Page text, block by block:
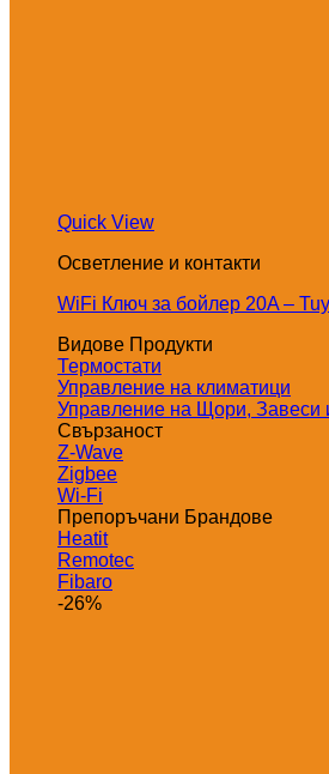
Quick View
Осветление и контакти
WiFi Ключ за бойлер 20A –
Видове Продукти
Термостати
Управление на климатици
Управление на Щори, Завеси
Свързаност
Z-Wave
Zigbee
Wi-Fi
Препоръчани Брандове
Heatit
Remotec
Fibaro
-26%